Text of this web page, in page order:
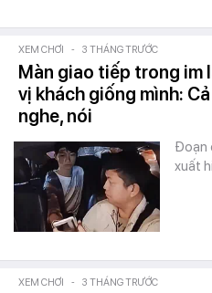
XEM CHƠI - 3 THÁNG TRƯỚC
Màn giao tiếp trong im
vị khách giống mình:
nghe, nói
Đoạn
xuất
XEM CHƠI - 3 THÁNG TRƯỚC